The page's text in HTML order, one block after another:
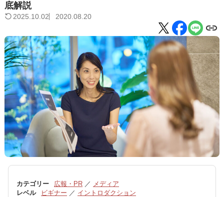
底解説
2025.10.02 2020.08.20
カテゴリー 広報・PR ／ メディア
レベル
ビギナー ／ イントロダクション